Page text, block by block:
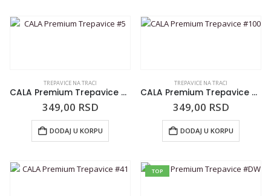
TREPAVICE NA TRACI
CALA Premium Trepavice #5
349,00 RSD
DODAJ U KORPU
TREPAVICE NA TRACI
CALA Premium Trepavice #100
349,00 RSD
DODAJ U KORPU
TOP